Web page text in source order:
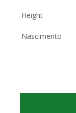
Height
Nascimento